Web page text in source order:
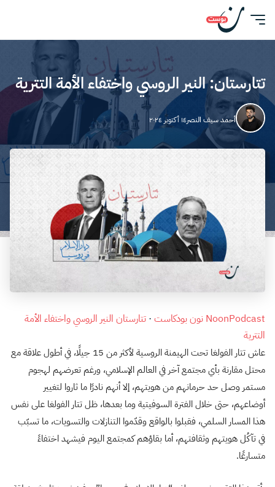
تتارستان: النير الروسي واختفاء الأمة التترية
أحمد سيف النصر١٤ أكتوبر ٢٠٢٤
NoonPodcast نون بودكاست · تتارستان النير الروسي واختفاء الأمة
التترية
عاش تتار الفولغا تحت الهيمنة الروسية لأكثر من 15 جيلًا، في أطول علاقة مع
محتل مقارنة بأي مجتمع آخر في العالم الإسلامي، ورغم تعرضهم لهجوم
مستمر وصل حد حرمانهم من هويتهم، إلا أنهم نادرًا ما ثاروا لتغيير
أوضاعهم، حتى خلال الفترة السوفيتية وما بعدها، ظل تتار الفولغا على نفس
هذا المسار السلمي، فقبلوا بالواقع وقدّموا التنازلات والتسويات، ما تسبّب
في تآكُل هويتهم وثقافتهم، أما بقاؤهم كمجتمع اليوم فيشهد اختفاءً
متسارعًا.